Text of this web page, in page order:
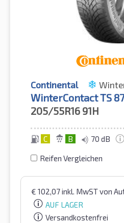
Continental
WinterContact TS
205/55R16 91H
C B 70 dB
Reifen Vergleichen
€ 102,07inkl. MwSTvon
AUF LAGER
Versandkostenfrei